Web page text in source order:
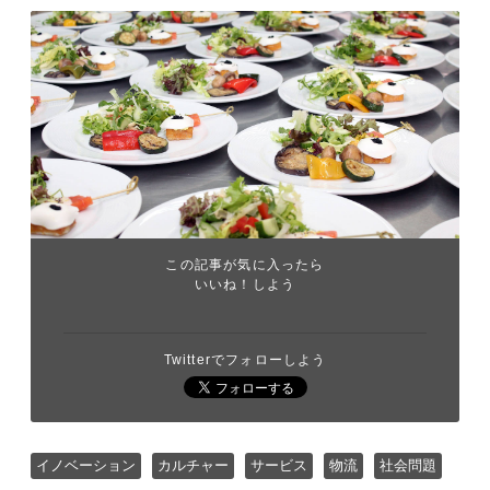
この記事が気に入ったら
いいね！しよう
Twitterでフォローしよう
イノベーション カルチャー サービス 物流 社会問題